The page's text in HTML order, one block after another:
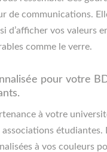
de communications.
d’afficher vos valeurs
comme le verre.
pour votre
à votre
étudiantes.
à vos couleurs